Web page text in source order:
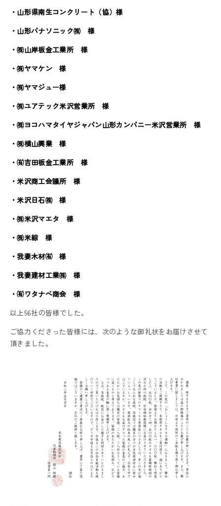
・山形県南生コンクリート（協）様
・山形パナソニック㈱ 様
・㈱山岸板金工業所 様
・㈱ヤマケン 様
・㈱ヤマジュー様
・㈱ユアテック米沢営業所 様
・㈱ヨコハマタイヤジャパン山形カンパニー米沢営業所 様
・㈱横山興業 様
・㈲吉田板金工業所 様
・米沢商工会議所 様
・米沢日石㈱ 様
・㈱米沢マエタ 様
・㈱米綜 様
・我妻木材㈲ 様
・我妻建材工業㈱ 様
・㈲ワタナベ商会 様
以上56社の皆様でした。
ご協力くださった皆様には、次のような御礼状をお届けさせて
頂きました。